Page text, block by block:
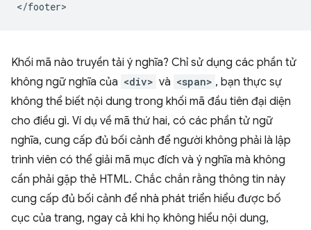
Khối mã nào truyền tải ý nghĩa? Chỉ sử dụng các phần tử
không ngữ nghĩa của <div> và <span> , bạn thực sự
không thể biết nội dung trong khối mã đầu tiên đại diện
cho điều gì. Ví dụ về mã thứ hai, có các phần tử ngữ
nghĩa, cung cấp đủ bối cảnh để người không phải là lập
trình viên có thể giải mã mục đích và ý nghĩa mà không
cần phải gặp thẻ HTML. Chắc chắn rằng thông tin này
cung cấp đủ bối cảnh để nhà phát triển hiểu được bố
cục của trang, ngay cả khi họ không hiểu nội dung,